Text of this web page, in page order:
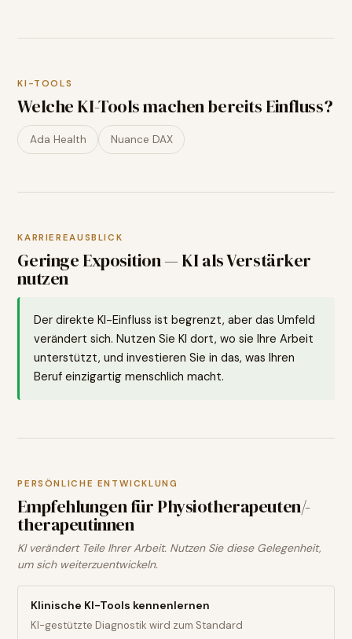
KI-TOOLS
Welche KI-Tools machen bereits Einfluss?
Ada Health Nuance DAX
KARRIEREAUSBLICK
Geringe Exposition — KI als Verstärker
nutzen
Der direkte KI-Einfluss ist begrenzt, aber das Umfeld
verändert sich. Nutzen Sie KI dort, wo sie Ihre Arbeit
unterstützt, und investieren Sie in das, was Ihren
Beruf einzigartig menschlich macht.
PERSÖNLICHE ENTWICKLUNG
Empfehlungen für Physiotherapeuten/-
therapeutinnen
KI verändert Teile Ihrer Arbeit. Nutzen Sie diese Gelegenheit,
um sich weiterzuentwickeln.
Klinische KI-Tools kennenlernen
KI-gestützte Diagnostik wird zum Standard